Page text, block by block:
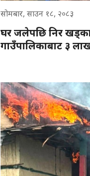
सोमबार, साउन १८, २०८३
घर जलेपछि निर
गाउँपालिकाबाट ३